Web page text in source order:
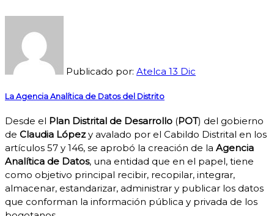
Publicado por: Atelca 13 Dic
La Agencia Analítica de Datos del Distrito
Desde el Plan Distrital de Desarrollo (POT) del gobierno
de Claudia Lópezy avalado por el Cabildo Distrital en los
artículos 57 y 146, se aprobó la creación de la Agencia
Analítica de Datos, una entidad que en el papel, tiene
como objetivo principal recibir, recopilar, integrar,
almacenar, estandarizar, administrar y publicar los datos
que conforman la información pública y privada de los